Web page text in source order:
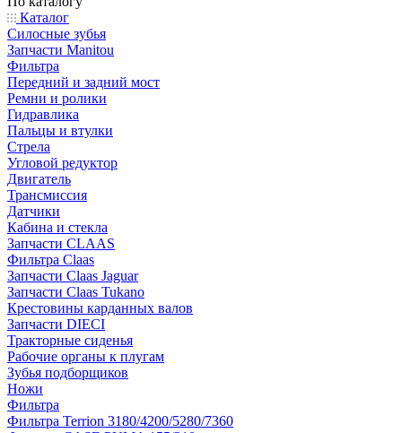
Каталог
Cилосные зубья
Запчасти Manitou
Фильтра
Передний и задний мост
Ремни и ролики
Гидравлика
Пальцы и втулки
Стрела
Угловой редуктор
Двигатель
Трансмиссия
Датчики
Кабина и стекла
Запчасти CLAAS
Фильтра Claas
Запчасти Claas Jaguar
Запчасти Claas Tukano
Крестовины карданных валов
Запчасти DIECI
Тракторные сиденья
Рабочие органы к плугам
Зубья подборщиков
Ножи
Фильтра
Фильтра Terrion 3180/4200/5280/7360